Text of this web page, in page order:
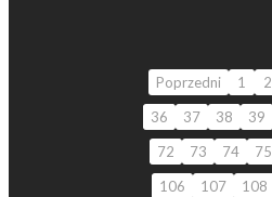
Poprzedni 1 2
36
37 38 39
72
73 74 75
106
107 108